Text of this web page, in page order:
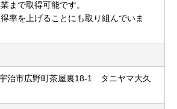
まで取得可能です。
率を上げることにも取り組んでいま
治市広野町茶屋裏18-1 タニヤマ大久